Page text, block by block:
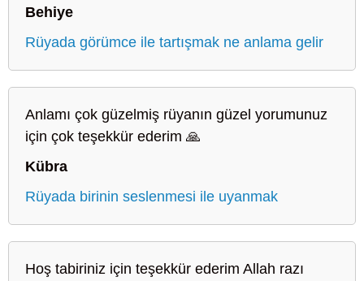
Behiye
Rüyada görümce ile tartışmak ne anlama gelir
Anlamı çok güzelmiş rüyanın güzel yorumunuz
için çok teşekkür ederim 🙏
Kübra
Rüyada birinin seslenmesi ile uyanmak
Hoş tabiriniz için teşekkür ederim Allah razı